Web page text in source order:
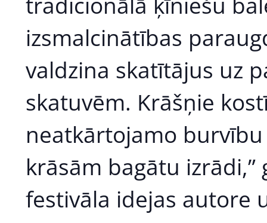
izsmalcinātības
valdzina skatītājus uz
skatuvēm. Krāšņie
neatkārtojamo
krāsām bagātu
festivāla idejas autore